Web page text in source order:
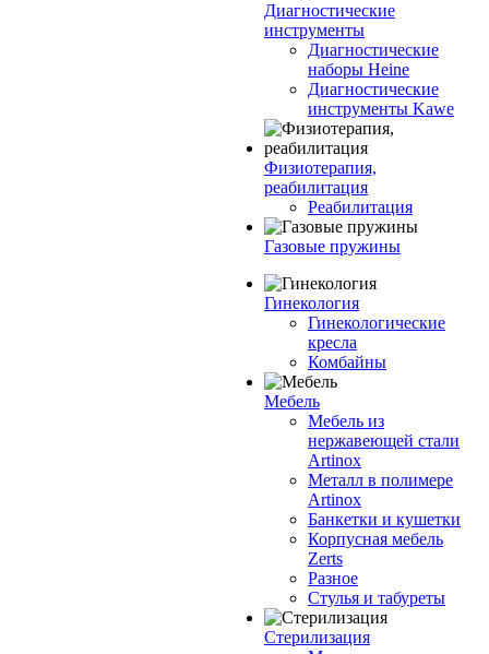
Диагностические
инструменты
Диагностические
наборы Heine
Диагностические
инструменты Kawe
Физиотерапия,
реабилитация
Реабилитация
Газовые пружины
Гинекология
Гинекологические
кресла
Комбайны
Мебель
Мебель из
нержавеющей стали
Artinox
Металл в полимере
Artinox
Банкетки и кушетки
Корпусная мебель
Zerts
Разное
Стулья и табуреты
Стерилизация